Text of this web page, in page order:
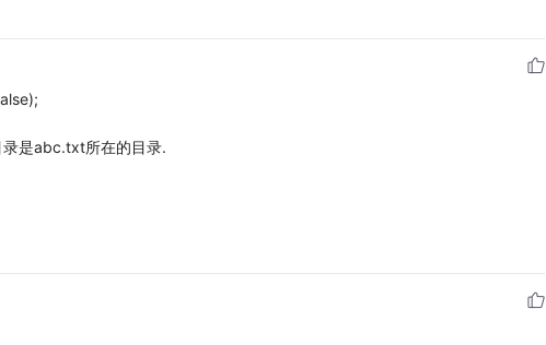
是abc.txt所在的目录.